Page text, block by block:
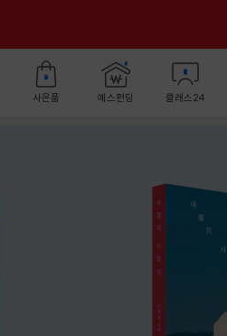
사은품 예스펀딩 클래스24